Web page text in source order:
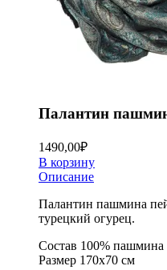
Палантин
1490,00₽
В корзину
Описание
Палантин пашмина
турецкий огурец.
Состав 100% пашмина
Размер 170х70 см